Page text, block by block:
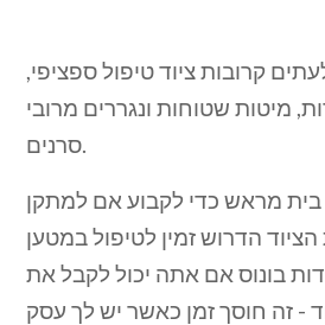
קרובות ציוד טיפול ספציפי,
מיטות שטוחות ונגררים מרובי
סרנים.
בית מראש כדי לקבוע אם למתקן
הדרוש זמין לטיפול במטען
בונוס אם אתה יכול לקבל את
- זה חוסך זמן כאשר יש לך עסק